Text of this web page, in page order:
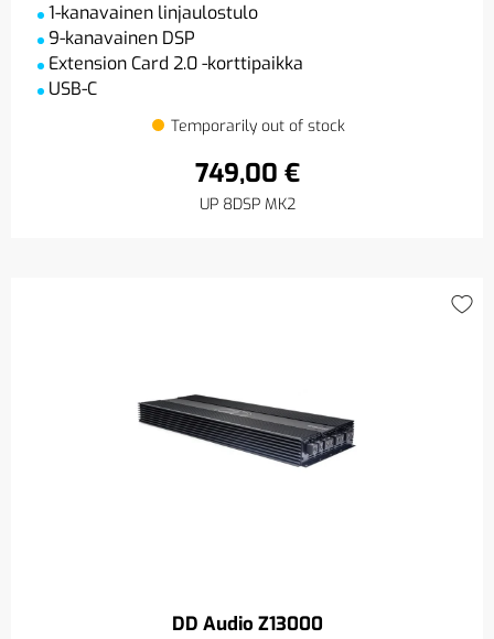
1-kanavainen linjaulostulo
9-kanavainen DSP
Extension Card 2.0 -korttipaikka
USB-C
Temporarily out of stock
749,00 €
UP 8DSP MK2
DD Audio Z13000